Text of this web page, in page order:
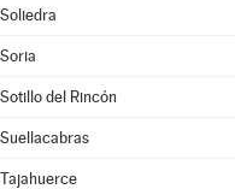
Soliedra
Soria
Sotillo del Rincón
Suellacabras
Tajahuerce